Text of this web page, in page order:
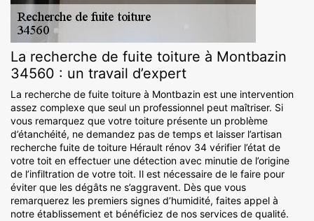
La recherche de fuite toiture à Montbazin
34560 : un travail d’expert
La recherche de fuite toiture à Montbazin est une intervention
assez complexe que seul un professionnel peut maîtriser. Si
vous remarquez que votre toiture présente un problème
d’étanchéité, ne demandez pas de temps et laisser l’artisan
recherche fuite de toiture Hérault rénov 34 vérifier l’état de
votre toit en effectuer une détection avec minutie de l’origine
de l’infiltration de votre toit. Il est nécessaire de le faire pour
éviter que les dégâts ne s’aggravent. Dès que vous
remarquerez les premiers signes d’humidité, faites appel à
notre établissement et bénéficiez de nos services de qualité.